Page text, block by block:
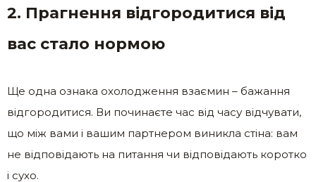
2. Прагнення відгородитися від
вас стало нормою
Ще одна ознака охолодження взаємин – бажання
відгородитися. Ви починаєте час від часу відчувати,
що між вами і вашим партнером виникла стіна: вам
не відповідають на питання чи відповідають коротко
і сухо.